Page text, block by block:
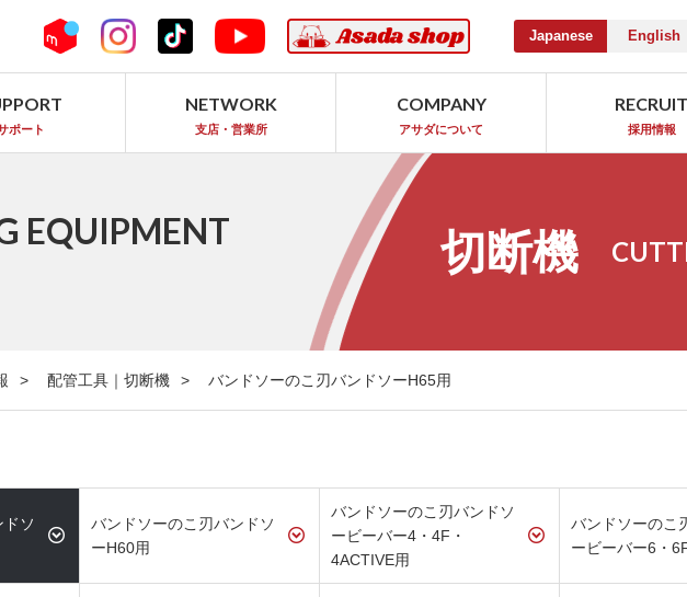
Japanese English
ポート
NETWORK
支店・営業所
COMPANY
アサダについて 採用情報
EQUIPMENT 切断機
配管工具｜切断機 バンドソーのこ刃バンドソーH65用
ソ
バンドソーのこ刃バンドソ
ーH60用
バンドソーのこ刃バンドソ
ービーバー4・4F・
4ACTIVE用
バンドソーのこ
ービーバー6・